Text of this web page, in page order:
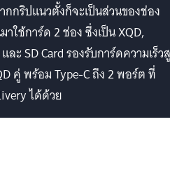
กริปแนวตั้งก็จะเป็นส่วนของช่อง
ใช้การ์ด 2 ช่อง ซึ่งเป็น XQD,
ละ SD Card รองรับการ์ดความเร็ว
คู่ พร้อม Type-C ถึง 2 พอร์ต ที่
ได้ด้วย